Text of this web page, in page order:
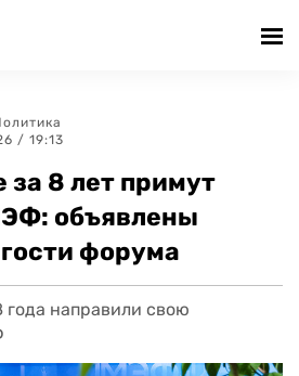
/ 19:13
8 лет примут
объявлены
форума
направили свою